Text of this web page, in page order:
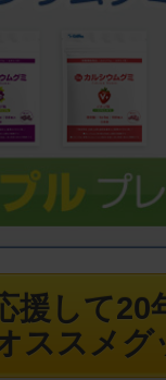
援して20
ススメグ